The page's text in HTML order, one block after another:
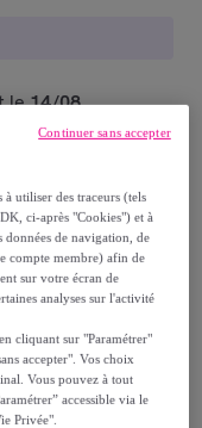
le14/08
? Faites plaisir
à utiliser des traceurs (tels
ci-après "Cookies") et à
données de navigation, de
compte membre) afin de
sur votre écran de
analyses sur l'activité
cliquant sur "Paramétrer"
accepter". Vos choix
Vous pouvez à tout
accessible via le
Privée".
Continuer sans accepter